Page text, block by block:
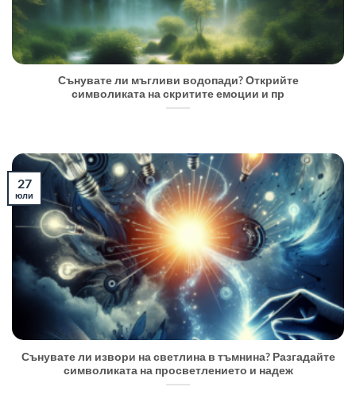
Сънувате ли мъгливи водопади? Открийте
символиката на скритите емоции и пр
Сънувате ли извори на светлина в тъмнина? Разгадайте
символиката на просветлението и надеж
27
юли